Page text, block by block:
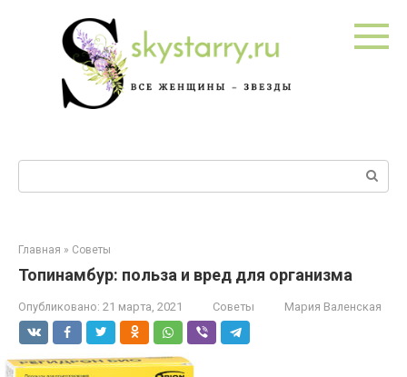
Поиск:
Главная » Советы
Топинамбур: польза и вред для организма
Опубликовано: 21 марта, 2021 Советы Мария Валенская